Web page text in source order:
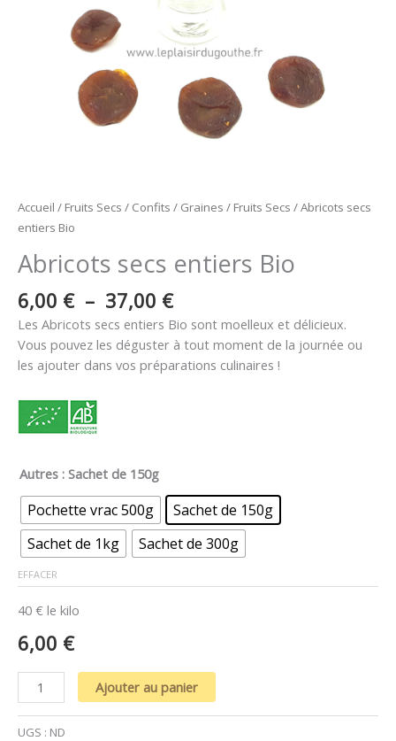
Accueil / Fruits Secs / Confits / Graines / Fruits Secs / Abricots secs
entiers Bio
Abricots secs entiers Bio
6,00 € – 37,00 €
Les Abricots secs entiers Bio sont moelleux et délicieux.
Vous pouvez les déguster à tout moment de la journée ou
les ajouter dans vos préparations culinaires !
Autres : Sachet de 150g
Pochette vrac 500g
Sachet de 150g
Sachet de 1kg
Sachet de 300g
EFFACER
40 € le kilo
6,00 €
Ajouter au panier
UGS : ND